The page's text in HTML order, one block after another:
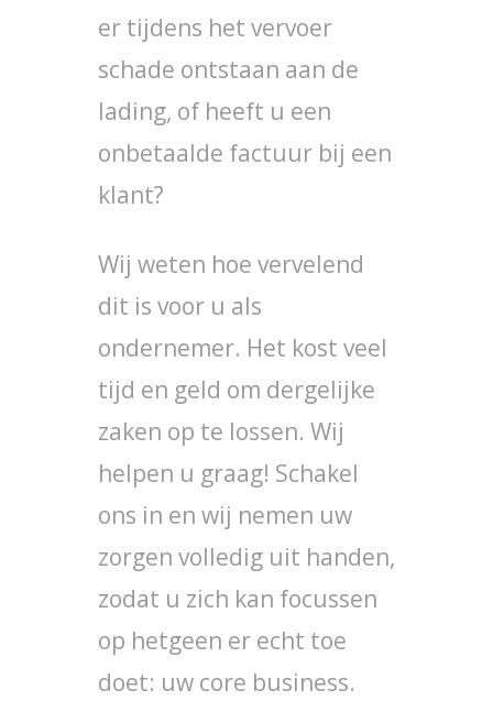
er tijdens het vervoer
schade ontstaan aan de
lading, of heeft u een
onbetaalde factuur bij een
klant?
Wij weten hoe vervelend
dit is voor u als
ondernemer. Het kost veel
tijd en geld om dergelijke
zaken op te lossen. Wij
helpen u graag! Schakel
ons in en wij nemen uw
zorgen volledig uit handen,
zodat u zich kan focussen
op hetgeen er echt toe
doet: uw core business.